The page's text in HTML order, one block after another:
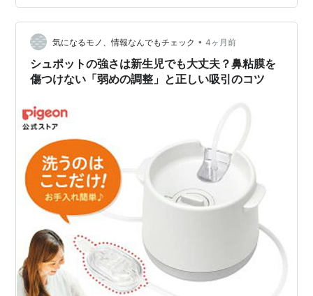
ている方に向けて、廃盤の情報とあわせて、わが家が実
際に選んだ理由や使ってみた感想もまとめています。 参
考になれば嬉しいです。 ■この記事で…
気になるモノ、情報なんでもチェック • 4ヶ月前
シュポットの強さは新生児でも大丈夫？鼻粘膜を
傷つけない「弱めの調整」と正しい吸引のコツ